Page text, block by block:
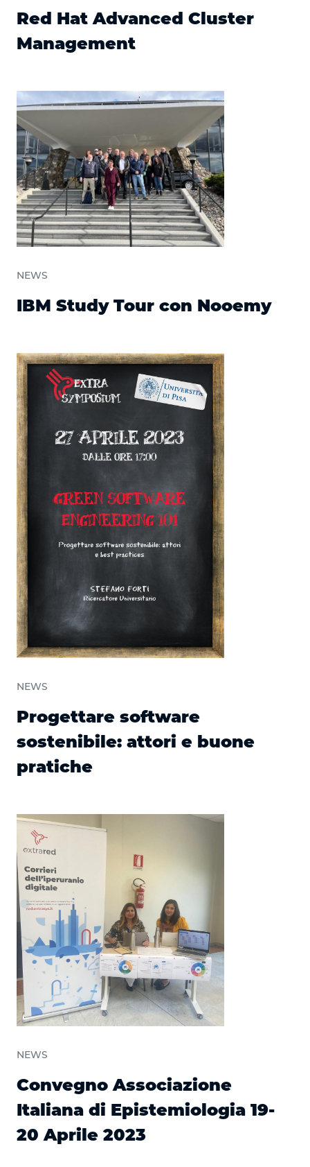
Red Hat Advanced Cluster
Management
NEWS
IBM Study Tour con Nooemy
NEWS
Progettare software
sostenibile: attori e buone
pratiche
NEWS
Convegno Associazione
Italiana di Epistemiologia 19-
20 Aprile 2023